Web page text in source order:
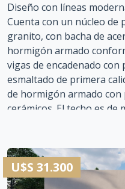
Diseño con líneas
Cuenta con un núcleo de
granito, con bacha de
hormigón armado
vigas de encadenado con
esmaltado de primera
de hormigón armado con
cerámicos. El techo es de
de luz y agua incluida.
Plazo de contrucción: 20
U$S 31.300